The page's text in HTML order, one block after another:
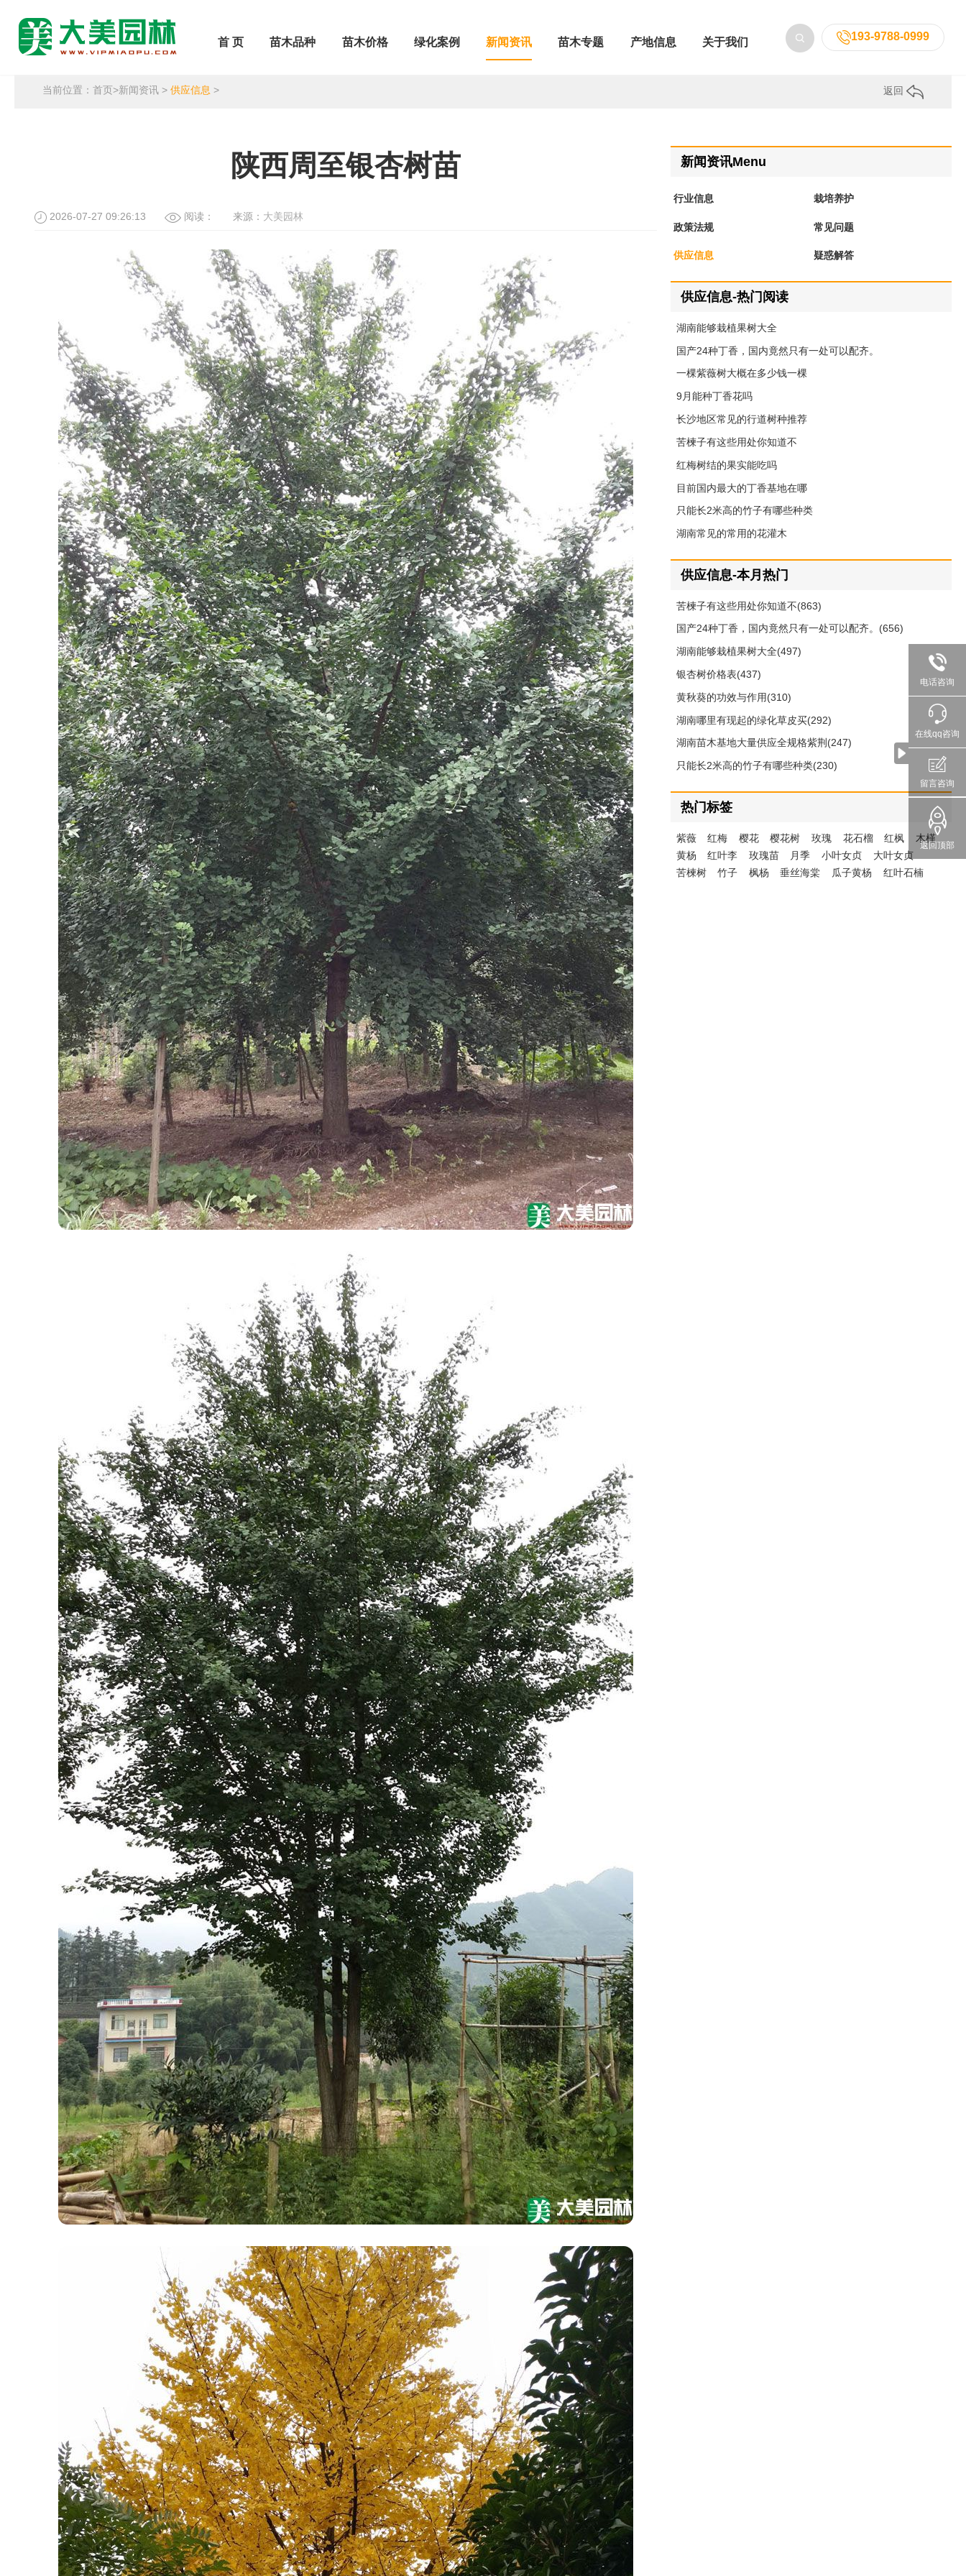
193-9788-0999
首 页 苗木品种 苗木价格 绿化案例 新闻资讯 苗木专题 产地信息 关于我们
电话咨询
在线qq咨询
留言咨询
返回顶部
当前位置：首页>新闻资讯 >供应信息 > 返回
陕西周至银杏树苗
2026-07-27 09:26:13 阅读： 来源： 大美园林
新闻资讯Menu
行业信息 栽培养护
政策法规 常见问题
供应信息 疑惑解答
供应信息-热门阅读
湖南能够栽植果树大全
国产24种丁香，国内竟然只有一处可以配齐。
一棵紫薇树大概在多少钱一棵
9月能种丁香花吗
长沙地区常见的行道树种推荐
苦楝子有这些用处你知道不
红梅树结的果实能吃吗
目前国内最大的丁香基地在哪
只能长2米高的竹子有哪些种类
湖南常见的常用的花灌木
供应信息-本月热门
苦楝子有这些用处你知道不(863)
国产24种丁香，国内竟然只有一处可以配齐。(656)
湖南能够栽植果树大全(497)
银杏树价格表(437)
黄秋葵的功效与作用(310)
湖南哪里有现起的绿化草皮买(292)
湖南苗木基地大量供应全规格紫荆(247)
只能长2米高的竹子有哪些种类(230)
热门标签
紫薇 红梅 樱花 樱花树 玫瑰 花石榴 红枫
木槿
黄杨
红叶李 玫瑰苗 月季 小叶女贞
大叶女贞
苦楝树
竹子 枫杨 垂丝海棠 瓜子黄杨 红叶石楠